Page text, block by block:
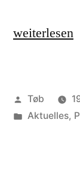
„BASTA
vor
weiterlesen
von
Tøb
Aktuelles,